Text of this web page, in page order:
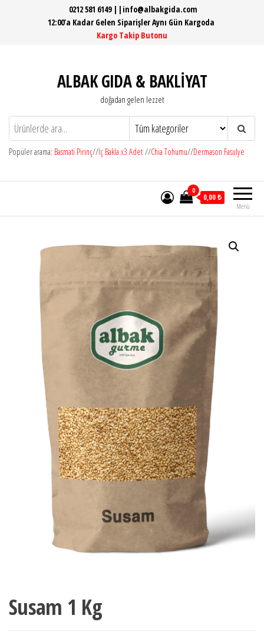
0212 581 6149 ||info@albakgida.com
12:00’a Kadar Gelen Siparişler Aynı Gün Kargoda
Kargo Takip Butonu
ALBAK GIDA & BAKLİYAT
doğadan gelen lezzet
Popüler arama: Basmati Pirinç//İç Bakla x3 Adet//Chia Tohumu//Dermason Fasulye
Menü
0
0,00 ₺
Susam 1 Kg